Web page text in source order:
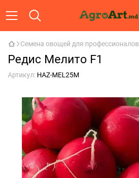
Семена овощей для профессионалов
Редис Мелито F1
Артикул: HAZ-MEL25M